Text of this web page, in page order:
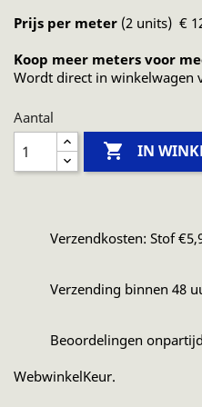
Prijs per meter (2 units) €
Koop meer meters voor
Wordt direct in winkelwagen
Aantal
 IN
Verzendkosten: Stof
Verzending binnen 48
Beoordelingen
WebwinkelKeur.